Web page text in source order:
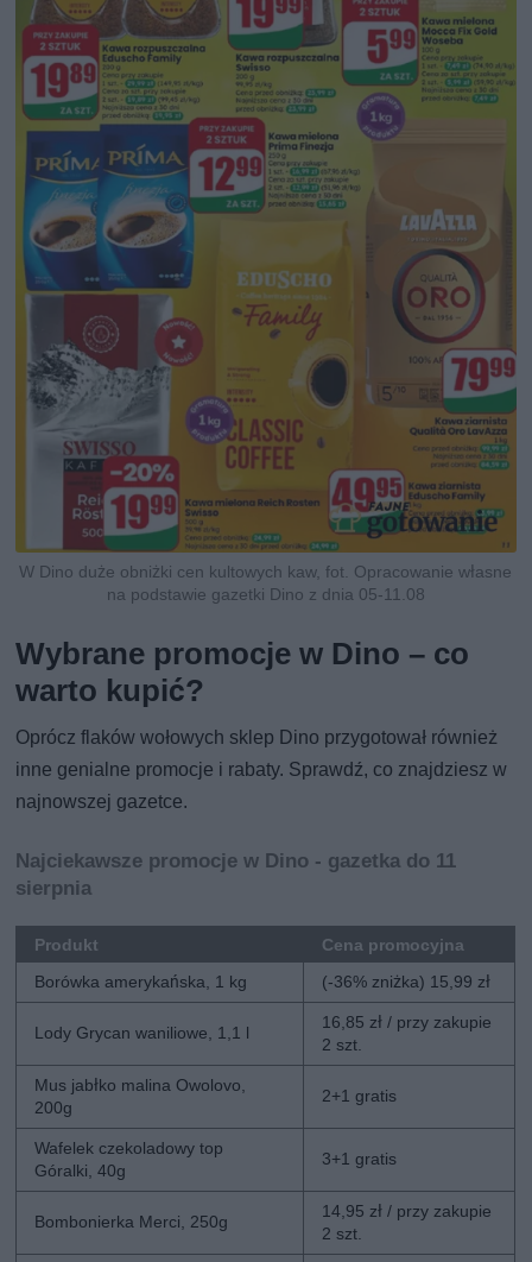
W Dino duże obniżki cen kultowych kaw, fot. Opracowanie własne
na podstawie gazetki Dino z dnia 05-11.08
Wybrane promocje w Dino – co
warto kupić?
Oprócz flaków wołowych sklep Dino przygotował również
inne genialne promocje i rabaty. Sprawdź, co znajdziesz w
najnowszej gazetce.
Najciekawsze promocje w Dino - gazetka do 11
sierpnia
Produkt
Cena promocyjna
Borówka amerykańska, 1 kg
(-36% zniżka) 15,99 zł
Lody Grycan waniliowe, 1,1 l
16,85 zł / przy zakupie
2 szt.
Mus jabłko malina Owolovo,
200g
2+1 gratis
Wafelek czekoladowy top
Góralki, 40g
3+1 gratis
Bombonierka Merci, 250g
14,95 zł / przy zakupie
2 szt.